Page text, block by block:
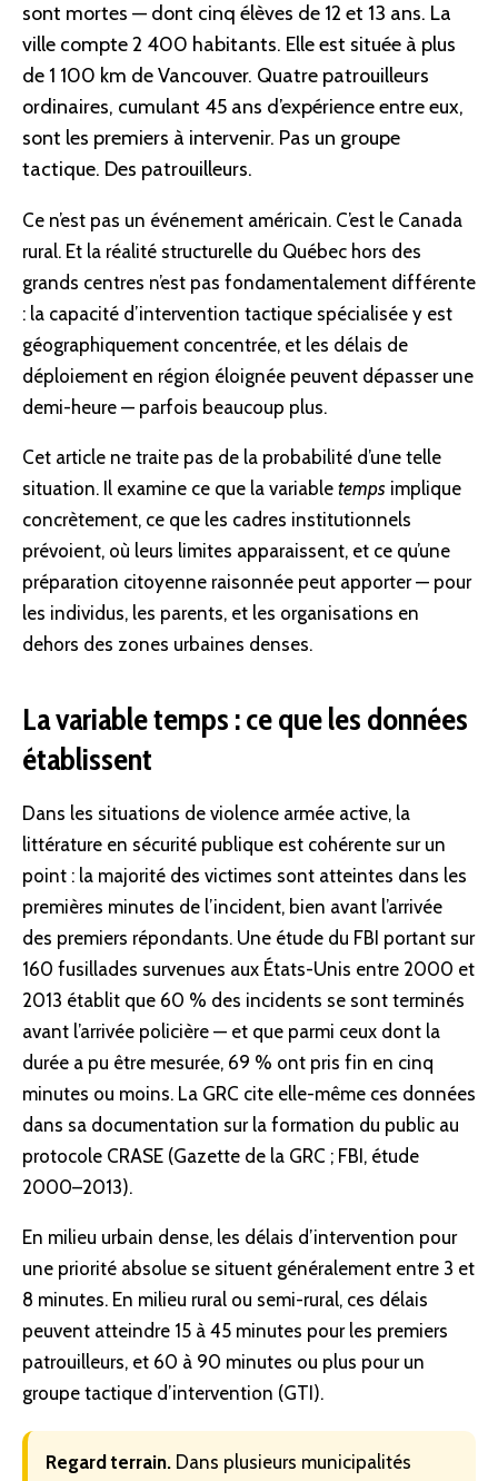
sont mortes — dont cinq élèves de 12 et 13 ans. La
ville compte 2 400 habitants. Elle est située à plus
de 1 100 km de Vancouver. Quatre patrouilleurs
ordinaires, cumulant 45 ans d’expérience entre eux,
sont les premiers à intervenir. Pas un groupe
tactique. Des patrouilleurs.
Ce n’est pas un événement américain. C’est le Canada
rural. Et la réalité structurelle du Québec hors des
grands centres n’est pas fondamentalement différente
: la capacité d’intervention tactique spécialisée y est
géographiquement concentrée, et les délais de
déploiement en région éloignée peuvent dépasser une
demi-heure — parfois beaucoup plus.
Cet article ne traite pas de la probabilité d’une telle
situation. Il examine ce que la variable temps implique
concrètement, ce que les cadres institutionnels
prévoient, où leurs limites apparaissent, et ce qu’une
préparation citoyenne raisonnée peut apporter — pour
les individus, les parents, et les organisations en
dehors des zones urbaines denses.
La variable temps : ce que les données
établissent
Dans les situations de violence armée active, la
littérature en sécurité publique est cohérente sur un
point : la majorité des victimes sont atteintes dans les
premières minutes de l’incident, bien avant l’arrivée
des premiers répondants. Une étude du FBI portant sur
160 fusillades survenues aux États-Unis entre 2000 et
2013 établit que 60 % des incidents se sont terminés
avant l’arrivée policière — et que parmi ceux dont la
durée a pu être mesurée, 69 % ont pris fin en cinq
minutes ou moins. La GRC cite elle-même ces données
dans sa documentation sur la formation du public au
protocole CRASE (Gazette de la GRC ; FBI, étude
2000–2013).
En milieu urbain dense, les délais d’intervention pour
une priorité absolue se situent généralement entre 3 et
8 minutes. En milieu rural ou semi-rural, ces délais
peuvent atteindre 15 à 45 minutes pour les premiers
patrouilleurs, et 60 à 90 minutes ou plus pour un
groupe tactique d’intervention (GTI).
Regard terrain. Dans plusieurs municipalités